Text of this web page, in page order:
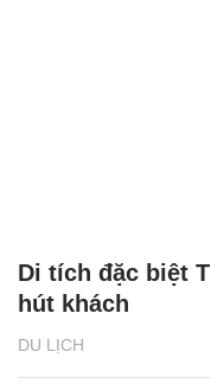
DU LỊCH
Di tích đặc biệt
hút khách